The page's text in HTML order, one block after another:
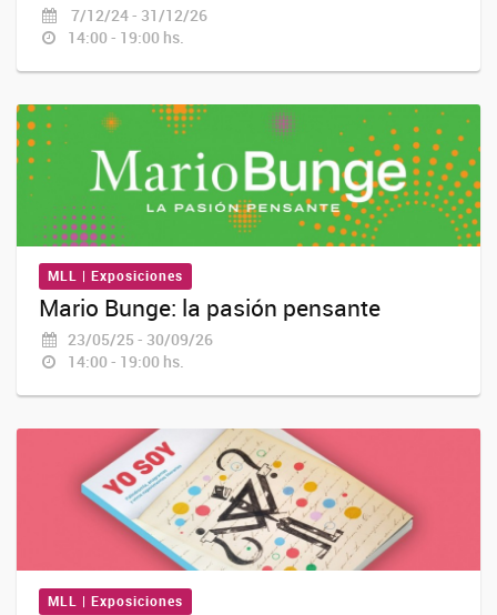
7/12/24 - 31/12/26
14:00 - 19:00 hs.
MLL | Exposiciones
Mario Bunge: la pasión pensante
23/05/25 - 30/09/26
14:00 - 19:00 hs.
MLL | Exposiciones